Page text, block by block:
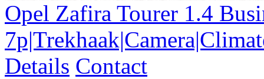
Opel Zafira Tourer 1.4
Details Contact